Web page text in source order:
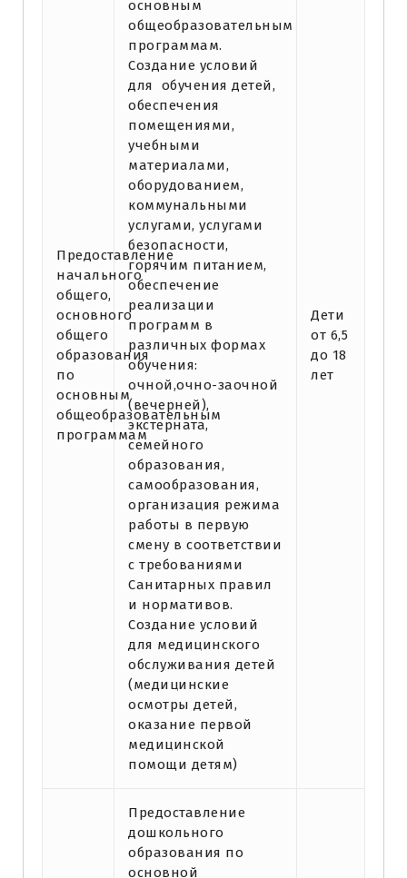
Предоставление
начального
общего,
основного
общего
образования
по
основным
общеобразовательным
программам
основным
общеобразовательным
программам.
Создание условий
для обучения детей,
обеспечения
помещениями,
учебными
материалами,
оборудованием,
коммунальными
услугами, услугами
безопасности,
горячим питанием,
обеспечение
реализации
программ в
различных формах
обучения:
очной,очно-заочной
(вечерней),
экстерната,
семейного
образования,
самообразования,
организация режима
работы в первую
смену в соответствии
с требованиями
Санитарных правил
и нормативов.
Создание условий
для медицинского
обслуживания детей
(медицинские
осмотры детей,
оказание первой
медицинской
помощи детям)
Дети
от 6,5
до 18
лет
Предоставление
дошкольного
образования по
основной